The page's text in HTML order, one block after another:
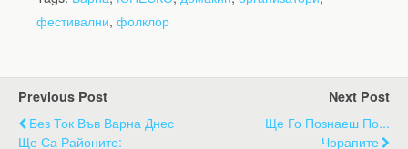
фестивални, фолклор
Previous Post
Без Ток Във Варна Днес
Ще Са Районите:
Next Post
Ще Го Познаеш По...
Чорапите